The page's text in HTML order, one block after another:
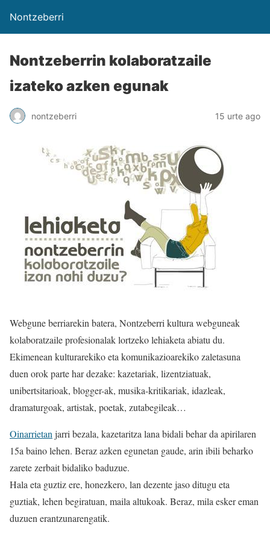
Nontzeberri
Nontzeberrin kolaboratzaile
izateko azken egunak
nontzeberri 15 urte ago
Webgune berriarekin batera, Nontzeberri kultura webguneak
kolaboratzaile profesionalak lortzeko lehiaketa abiatu du.
Ekimenean kulturarekiko eta komunikazioarekiko zaletasuna
duen orok parte har dezake: kazetariak, lizentziatuak,
unibertsitarioak, blogger-ak, musika-kritikariak, idazleak,
dramaturgoak, artistak, poetak, zutabegileak…
Oinarrietan jarri bezala, kazetaritza lana bidali behar da apirilaren
15a baino lehen. Beraz azken egunetan gaude, arin ibili beharko
zarete zerbait bidaliko baduzue.
Hala eta guztiz ere, honezkero, lan dezente jaso ditugu eta
guztiak, lehen begiratuan, maila altukoak. Beraz, mila esker eman
duzuen erantzunarengatik.